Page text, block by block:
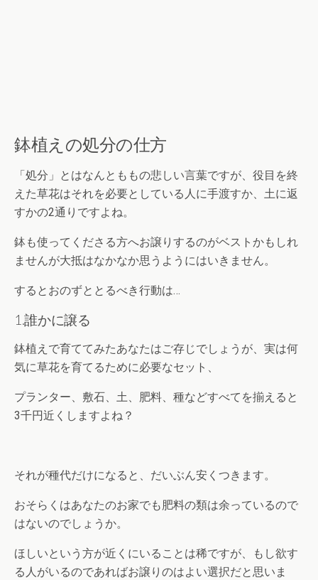
鉢植えの処分の仕方
「処分」とはなんとももの悲しい言葉ですが、役目を終
えた草花はそれを必要としている人に手渡すか、土に返
すかの2通りですよね。
鉢も使ってくださる方へお譲りするのがベストかもしれ
ませんが大抵はなかなか思うようにはいきません。
するとおのずととるべき行動は…
1.誰かに譲る
鉢植えで育ててみたあなたはご存じでしょうが、実は何
気に草花を育てるために必要なセット、
プランター、敷石、土、肥料、種などすべてを揃えると
3千円近くしますよね？
それが種代だけになると、だいぶん安くつきます。
おそらくはあなたのお家でも肥料の類は余っているので
はないのでしょうか。
ほしいという方が近くにいることは稀ですが、もし欲す
る人がいるのであればお譲りのはよい選択だと思いま